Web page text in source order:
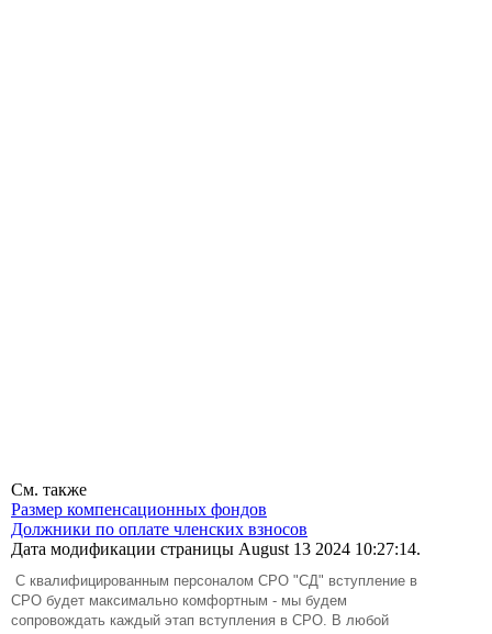
См. также
Размер компенсационных фондов
Должники по оплате членских взносов
Дата модификации страницы August 13 2024 10:27:14.
C квалифицированным персоналом СРО "СД" вступление в
СРО будет максимально комфортным - мы будем
сопровождать каждый этап вступления в СРО. В любой